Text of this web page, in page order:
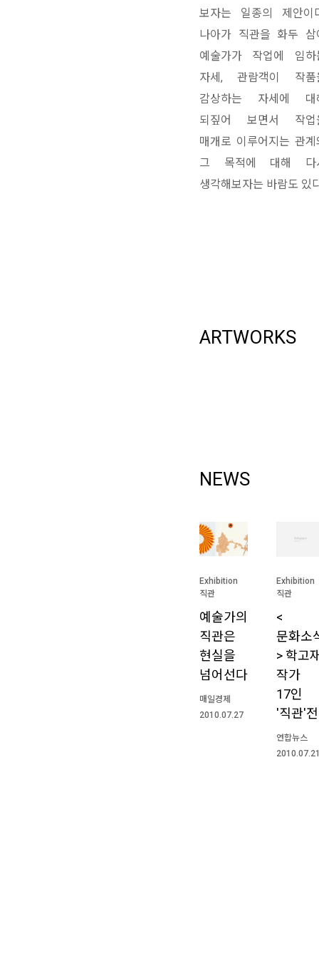
보자는 일종의 제안이
나아가 직관을 화두 삼
예술가가 작업에 임하
자세, 관람객이 작품
감상하는 자세에 대
되짚어 보면서 작업
매개로 이루어지는 관계
그 목적에 대해 다
생각해보자는 바람도 있
ARTWORKS
NEWS
Exhibition
직관
예술가의
직관은
현실을
넘어선다
매일경제
2010.07.27
Exhibition
직관
<
문화소
> 학고
작가
17인
'직관'전
연합뉴스